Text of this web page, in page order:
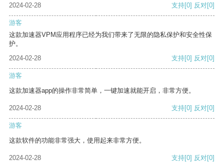
2024-02-28 支持[0] 反对[0]
游客
这款加速器VPM应用程序已经为我们带来了无限的隐私保护和安全性保
护。
2024-02-28
支持[0] 反对[0]
游客
这款加速器app的操作非常简单，一键加速就能开启，非常方便。
2024-02-28 支持[0] 反对[0]
游客
这款软件的功能非常强大，使用起来非常方便。
2024-02-28 支持[0] 反对[0]